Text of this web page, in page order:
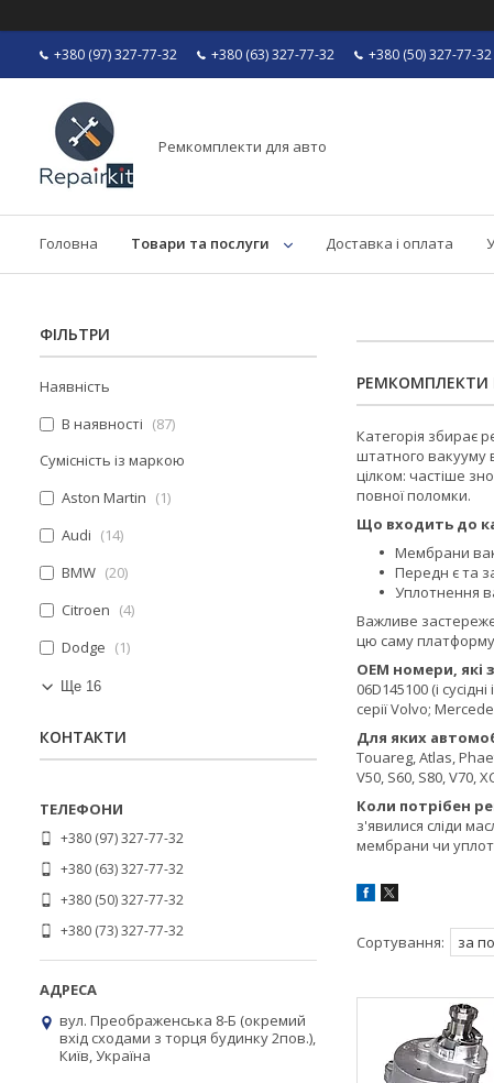
+380 (97) 327-77-32 +380 (63) 327-77-32 +380 (50) 327-77-32
Ремкомплекти для авто
Головна Товари та послуги Доставка і оплата
РЕМКОМПЛЕКТИ
Категорія збирає
штатного вакууму
цілком: частіше
повної поломки.
Що входить до
Мембрани
Передн є та
Уплотнення
Важливе
цю саму платформу
OEM номери, які
06D145100 (і
серії Volvo;
Для яких
Touareg, Atlas,
V50, S60, S80, V70,
Коли потрібен
з'явилися сліди
мембрани чи
ФІЛЬТРИ
Наявність
В наявності
87
Сумісність із маркою
Aston Martin
1
Audi
14
BMW
20
Citroen
4
Dodge
1
Ще 16
КОНТАКТИ
+380 (97) 327-77-32
+380 (63) 327-77-32
+380 (50) 327-77-32
+380 (73) 327-77-32
вул. Преображенська 8-Б (окремий
вхід сходами з торця будинку 2пов.),
Київ, Україна